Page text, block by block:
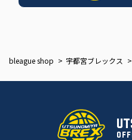
bleague shop 宇都宮ブレックス